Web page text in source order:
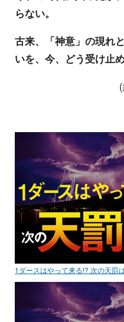
らない。
古来、「神意」の現れ
いを、今、どう受け止
1ダースはやって来る!? 次の天罰